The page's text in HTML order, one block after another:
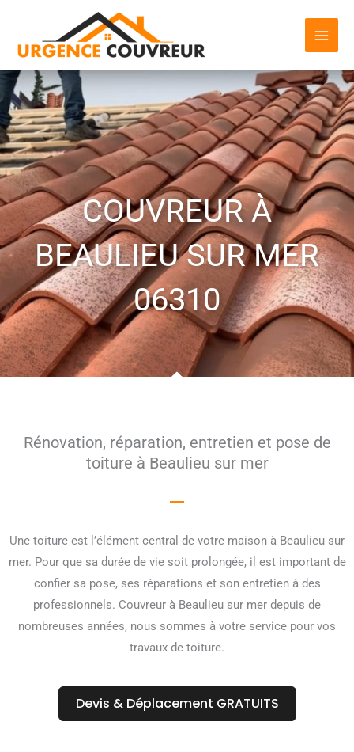
contenu
COUVREUR À
BEAULIEU SUR MER
06310
Rénovation, réparation, entretien et pose de
toiture à Beaulieu sur mer
Une toiture est l’élément central de votre maison à Beaulieu sur
mer. Pour que sa durée de vie soit prolongée, il est important de
confier sa pose, ses réparations et son entretien à des
professionnels. Couvreur à Beaulieu sur mer depuis de
nombreuses années, nous sommes à votre service pour vos
travaux de toiture.
Devis & Déplacement GRATUITS